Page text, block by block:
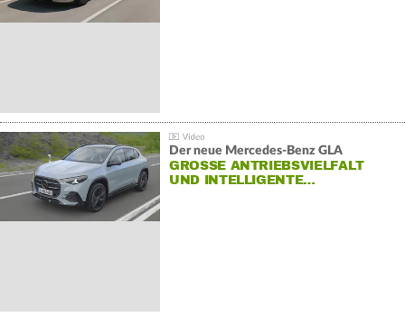
Der neue Mercedes-Benz GLA
GROSSE ANTRIEBSVIELFALT U
ND INTELLIGENTE…